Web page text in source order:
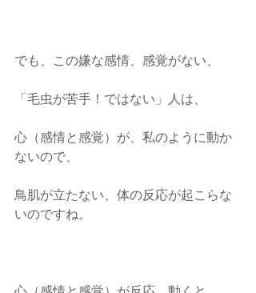
でも、この嫌な感情、感覚がない、
「毛虫が苦手！ではない」人は、
心（感情と感覚）が、私のように動か
ないので、
鳥肌が立たない、体の反応が起こらな
いのですね。